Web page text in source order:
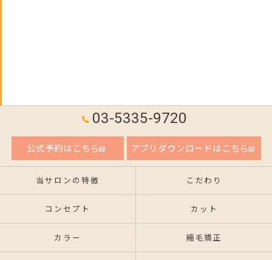
03-5335-9720
公式予約はこちら アプリダウンロードはこちら
当サロンの特徴 こだわり
コンセプト カット
カラー 縮毛矯正